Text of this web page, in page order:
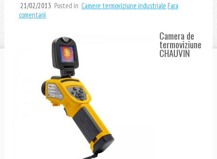
21/02/2013 Posted in Camere termoviziune industriale Fara
comentarii
Camera de
termoviziune
CHAUVIN